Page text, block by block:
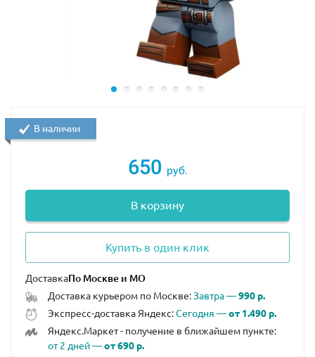
650 руб.
В корзину
Купить в один клик
Доставка
Доставка курьером по Москве:Завтра —990 р.
Экспресс-доставка Яндекс:Сегодня —от 1.490 р.
Яндекс.Маркет - получение в ближайшем пункте:
от 2 дней —от 690 р.
В наличии